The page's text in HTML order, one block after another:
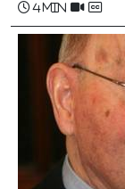
4 min